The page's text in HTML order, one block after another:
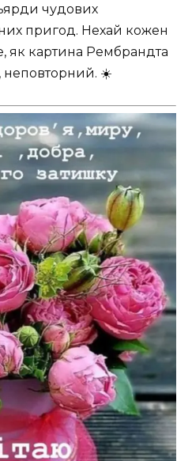
чудових
пригод. Нехай кожен
як картина Рембрандта
неповторний. ☀️